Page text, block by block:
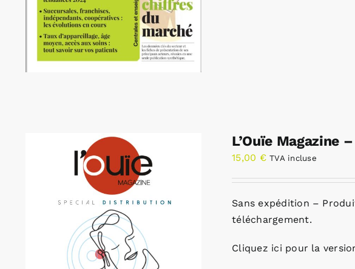
L’Ouïe Magazine
15,00 € TVA incluse
Sans expédition –
téléchargement.
Cliquez ici pour la